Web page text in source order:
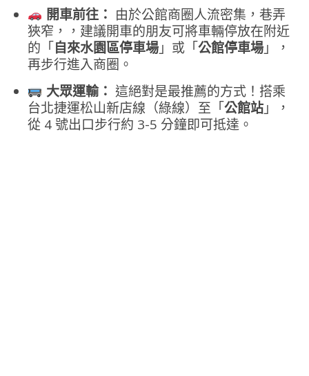
開車前往： 由於公館商圈人流密集，巷弄
狹窄，，建議開車的朋友可將車輛停放在附近
的「自來水園區停車場」或「公館停車場」，
再步行進入商圈。
大眾運輸： 這絕對是最推薦的方式！搭乘
台北捷運松山新店線（綠線）至「公館站」，
從 4 號出口步行約 3-5 分鐘即可抵達。